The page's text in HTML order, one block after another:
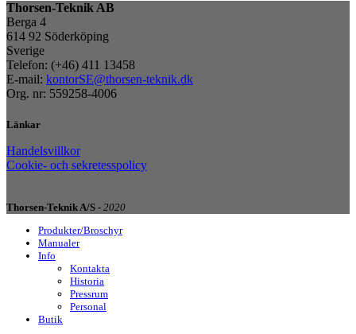
Thorsen-Teknik AB
Berga 4
614 92 Söderköping
Sverige
Telefon: (+46) 411 13458
E-mail: kontorSE@thorsen-teknik.dk
Org. nr: 559258-4006
Länkar
Handelsvillkor
Cookie- och sekretesspolicy
Thorsen-Teknik A/S - 2020
Produkter/Broschyr
Manualer
Info
Kontakta
Historia
Pressrum
Personal
Butik